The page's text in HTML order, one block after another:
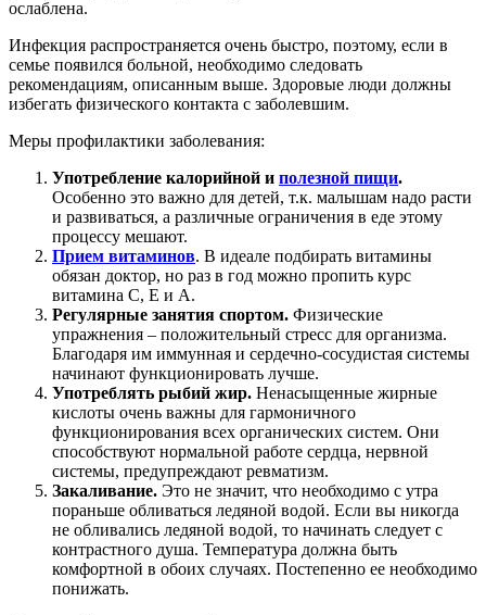
ослаблена.
Инфекция распространяется очень быстро, поэтому, если в
семье появился больной, необходимо следовать
рекомендациям, описанным выше. Здоровые люди должны
избегать физического контакта с заболевшим.
Меры профилактики заболевания:
Употребление калорийной и полезной пищи.
Особенно это важно для детей, т.к. малышам надо расти
и развиваться, а различные ограничения в еде этому
процессу мешают.
Прием витаминов. В идеале подбирать витамины
обязан доктор, но раз в год можно пропить курс
витамина С, Е и А.
Регулярные занятия спортом. Физические
упражнения – положительный стресс для организма.
Благодаря им иммунная и сердечно-сосудистая системы
начинают функционировать лучше.
Употреблять рыбий жир. Ненасыщенные жирные
кислоты очень важны для гармоничного
функционирования всех органических систем. Они
способствуют нормальной работе сердца, нервной
системы, предупреждают ревматизм.
Закаливание. Это не значит, что необходимо с утра
пораньше обливаться ледяной водой. Если вы никогда
не обливались ледяной водой, то начинать следует с
контрастного душа. Температура должна быть
комфортной в обоих случаях. Постепенно ее необходимо
понижать.